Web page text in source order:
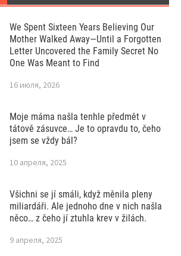
We Spent Sixteen Years Believing Our
Mother Walked Away—Until a Forgotten
Letter Uncovered the Family Secret No
One Was Meant to Find
16 июля, 2026
Moje máma našla tenhle předmět v
tátově zásuvce… Je to opravdu to, čeho
jsem se vždy bál?
10 апреля, 2025
Všichni se jí smáli, když měnila pleny
miliardáři. Ale jednoho dne v nich našla
něco… z čeho jí ztuhla krev v žilách.
9 апреля, 2025